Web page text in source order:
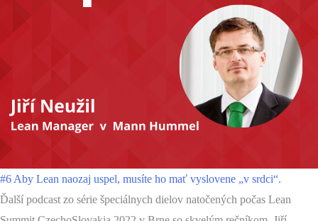
#6 Aby Lean naozaj uspel, musíte ho mať vyslovene „v srdci“.
Ďalší podcast zo série špeciálnych dielov natočených počas Lean